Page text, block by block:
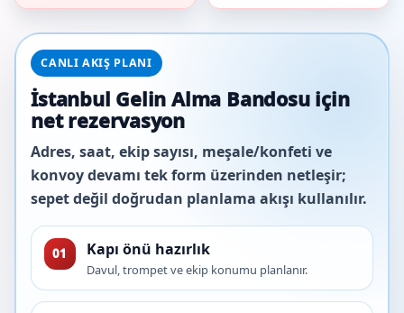
CANLI AKIŞ PLANI
İstanbul Gelin Alma Bandosu için
net rezervasyon
Adres, saat, ekip sayısı, meşale/konfeti ve
konvoy devamı tek form üzerinden netleşir;
sepet değil doğrudan planlama akışı kullanılır.
01 Kapı önü hazırlık
Davul, trompet ve ekip konumu planlanır.